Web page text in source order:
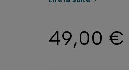
49,00 €